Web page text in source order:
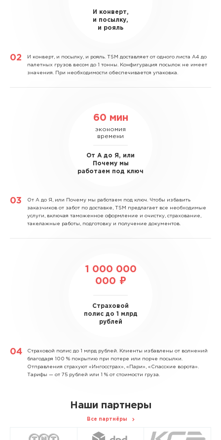
И конверт,
и посылку,
и рояль
И конверт, и посылку, и рояль. TSM доставляет от одного листа А4 до
палетных грузов весом до 1 тонны. Конфигурация посылок не имеет
значения. При необходимости обеспечивается упаковка.
60 мин
экономия
времени
От А до Я, или
Почему мы
работаем под ключ
От А до Я, или Почему мы работаем под ключ. Чтобы избавить
заказчиков от забот по доставке, TSM предлагает все необходимые
услуги, включая таможенное оформление и очистку, страхование,
такелажные работы, подготовку и получение документов.
1 000 000
000 ₽
Страховой
полис до 1 млрд
рублей
Страховой полис до 1 млрд рублей. Клиенты избавлены от волнений
благодаря 100 % покрытию при потере или порче посылки.
Отправления страхуют «Ингосстрах», «Пари», «Спасские ворота».
Тарифы — от 75 рублей или 1 % от стоимости груза.
Наши партнеры
Все партнёры